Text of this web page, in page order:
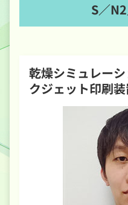
S／
乾燥シミュレー
クジェット印刷